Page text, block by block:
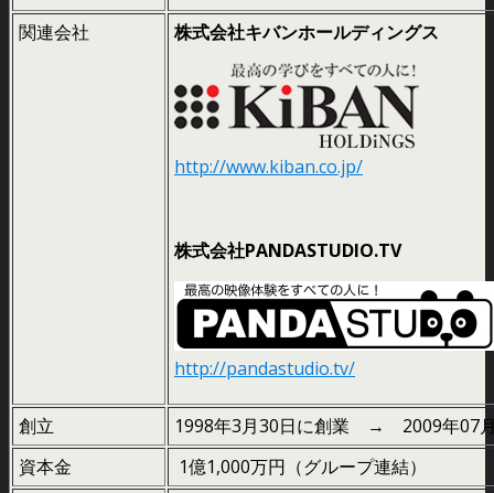
関連会社
株式会社キバンホールディングス
http://www.kiban.co.jp/
株式会社PANDASTUDIO.TV
http://pandastudio.tv/
創立
1998年3月30日に創業 → 2009年07
資本金
1億1,000万円（グループ連結）